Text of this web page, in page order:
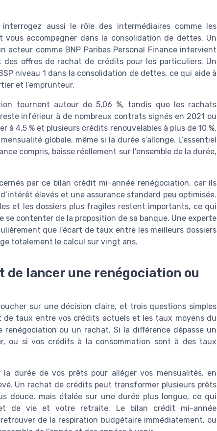
aussi le rôle des intermédiaires comme les
vous accompagner dans la consolidation de dettes. Un
acteur comme BNP Paribas Personal Finance intervient
offres de rachat de crédits pour les particuliers. Un
niveau 1 dans la consolidation de dettes, ce qui aide à
et l’emprunteur.
tournent autour de 5,06 %, tandis que les rachats
inférieur à de nombreux contrats signés en 2021 ou
4,5 % et plusieurs crédits renouvelables à plus de 10 %,
globale, même si la durée s’allonge. L’essentiel
compris, baisse réellement sur l’ensemble de la durée,
par ce bilan crédit mi-année renégociation, car ils
élevés et une assurance standard peu optimisée.
et les dossiers plus fragiles restent importants, ce qui
se contenter de la proposition de sa banque. Une experte
que l’écart de taux entre les meilleurs dossiers
totalement le calcul sur vingt ans.
de lancer une renégociation ou
sur une décision claire, et trois questions simples
de taux entre vos crédits actuels et les taux moyens du
ou un rachat. Si la différence dépasse un
ou si vos crédits à la consommation sont à des taux
durée de vos prêts pour alléger vos mensualités, en
Un rachat de crédits peut transformer plusieurs prêts
douce, mais étalée sur une durée plus longue, ce qui
de vie et votre retraite. Le bilan crédit mi-année
de la respiration budgétaire immédiatement, ou